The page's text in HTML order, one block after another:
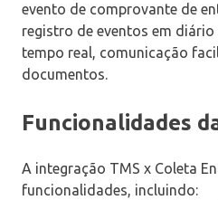
evento de comprovante de
registro de eventos em
tempo real, comunicação
documentos.
Funcionalidades
A integração TMS x Coleta
funcionalidades, incluindo: